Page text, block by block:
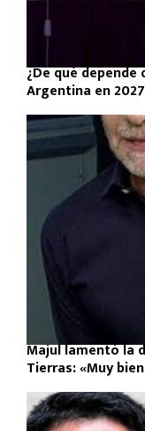
¿De qué
Argentina en
Majul lamentó la
Tierras: «Muy